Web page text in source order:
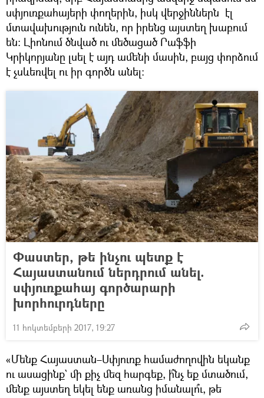
սփյուռքահայերի փողերին, իսկ վերջիններն էլ
մտավախություն ունեն, որ իրենց այստեղ խաբում
են։ Լիոնում ծնված ու մեծացած Րաֆֆի
Կրիկորյանը լսել է այդ ամենի մասին, բայց փորձում
է չսևեռվել ու իր գործն անել։
Փաստեր, թե ինչու պետք է
Հայաստանում ներդրում անել.
սփյուռքահայ գործարարի
խորհուրդները
11 հոկտեմբերի 2017, 19:27
«Մենք Հայաստան–Սփյուռք համաժողովին եկանք
ու ասացինք` մի քիչ մեզ հարգեք, ի՞նչ եք մտածում,
մենք այստեղ եկել ենք առանց իմանալո՞ւ, թե